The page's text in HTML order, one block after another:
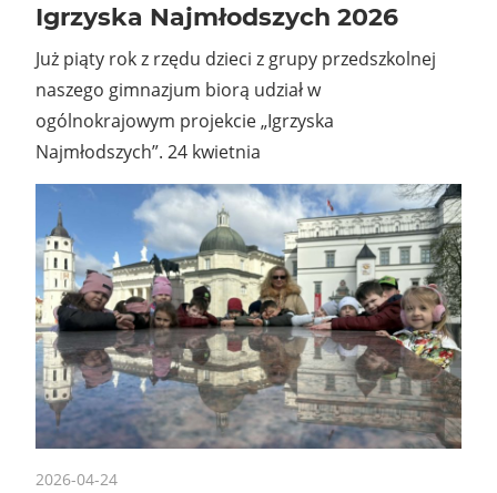
Igrzyska Najmłodszych 2026
Już piąty rok z rzędu dzieci z grupy przedszkolnej
naszego gimnazjum biorą udział w
ogólnokrajowym projekcie „Igrzyska
Najmłodszych”. 24 kwietnia
2026-04-24